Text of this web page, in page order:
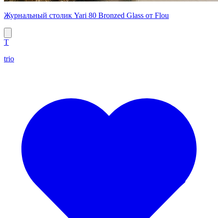
Журнальный столик Yari 80 Bronzed Glass от Flou
T
trio